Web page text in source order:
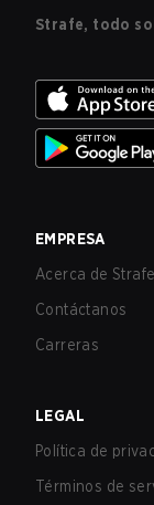
Strafe, todo
EMPRESA
Acerca de Strafe
Contáctanos
Carreras
LEGAL
Política de
Términos de